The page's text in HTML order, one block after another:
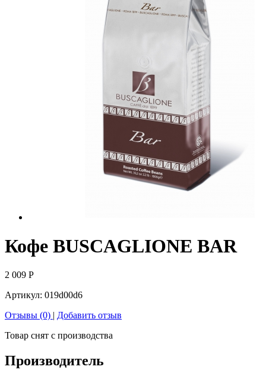
Кофе BUSCAGLIONE BAR
2 009 Р
Артикул: 019d00d6
Отзывы (0) | Добавить отзыв
Товар снят с производства
Производитель